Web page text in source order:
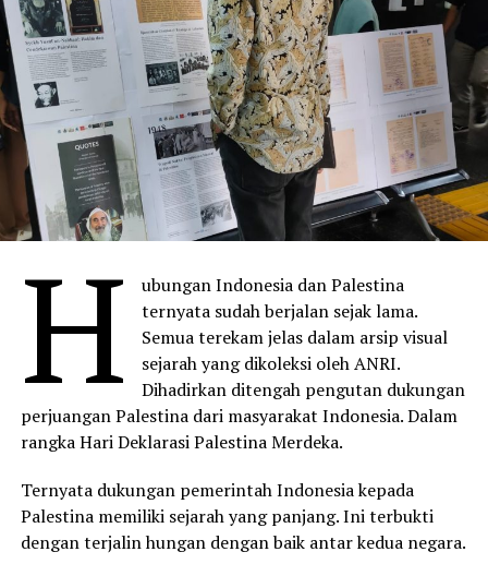
H
ubungan Indonesia dan Palestina
ternyata sudah berjalan sejak lama.
Semua terekam jelas dalam arsip visual
sejarah yang dikoleksi oleh ANRI.
Dihadirkan ditengah pengutan dukungan
perjuangan Palestina dari masyarakat Indonesia. Dalam
rangka Hari Deklarasi Palestina Merdeka.
Ternyata dukungan pemerintah Indonesia kepada
Palestina memiliki sejarah yang panjang. Ini terbukti
dengan terjalin hungan dengan baik antar kedua negara.